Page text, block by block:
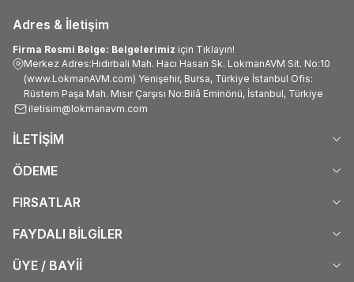
Adres & İletişim
Firma Resmi Belge: Belgelerimiz için Tıklayın!
Merkez Adres:Hıdırbali Mah. Hacı Hasan Sk. LokmanAVM Sit. No:10
(www.LokmanAVM.com) Yenişehir, Bursa, Türkiye İstanbul Ofis:
Rüstem Paşa Mah. Mısır Çarşısı No:Bilâ Eminönü, İstanbul, Türkiye
iletisim@lokmanavm.com
İLETİŞİM
ÖDEME
FIRSATLAR
FAYDALI BİLGİLER
ÜYE / BAYİİ